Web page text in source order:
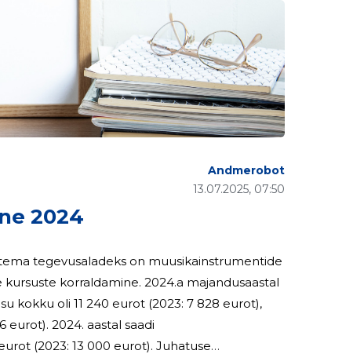
2024
13.07.2025, 07:50
Andmerobot
tegevusaladeks on muusikainstrumentide
2024.a majandusaastal
kokku oli 11 240 eurot (2023: 7 828 eurot),
saadi
13 000 eurot). Juhatuse